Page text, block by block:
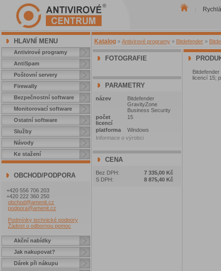
HLAVNÍ MENU
Antivirové programy
AntiSpam
Poštovní servery
Firewally
Bezpečnostní software
Monitorovací software
Ostatní software
Služby
Návody
Ke stažení
OBCHOD/PODPORA
+420 556 706 203
+420 222 360 250
obchod@amenit.cz
podpora@amenit.cz
Podmínky technické podpory
Žádost o odbornou pomoc
Akční nabídky
Jak nakupovat?
Dárek při nákupu
Katalog » Antivirové programy » Bitdefender »
FOTOGRAFIE
PARAMETRY
název
Bitdefender
GravityZone
Business Security
počet
licencí
15
platforma
Windows
Informace o výrobci
CENA
Bez DPH:
7 335,00 Kč
S DPH:
8 875,40 Kč
licencí 15;